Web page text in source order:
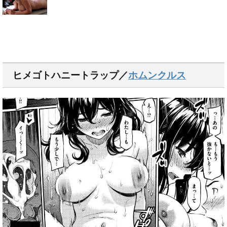
ヒメゴトハニートラップ／ホムンクルス